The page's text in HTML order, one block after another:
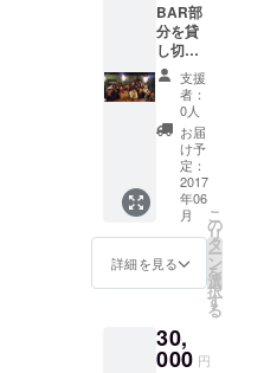
BAR部
分を貸
し切っ
てイベ
ントを
する権
利（1
回） 飲
み会、
ワーク
ショッ
プ、ア
コース
ティッ
クライ
容、日
程につ
支援
者：
0人
お届
け予
定：
2017
年06
月
詳細を見る
こ
の
リ
タ
ー
ン
を
選
択
す
る
30,
000 円